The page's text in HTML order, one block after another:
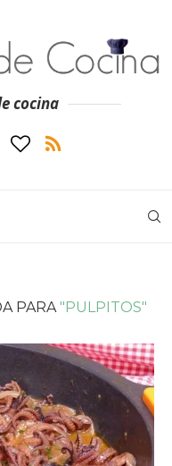
cocina
PARA "PULPITOS"